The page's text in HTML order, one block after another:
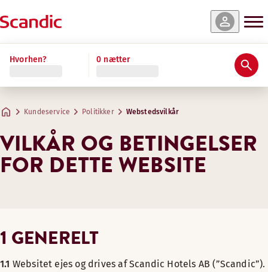
Hvorhen? 0 nætter
Kundeservice Politikker Webstedsvilkår
VILKÅR OG BETINGELSER
FOR DETTE WEBSITE
1 GENERELT
1.1 Websitet ejes og drives af Scandic Hotels AB (”Scandic”).